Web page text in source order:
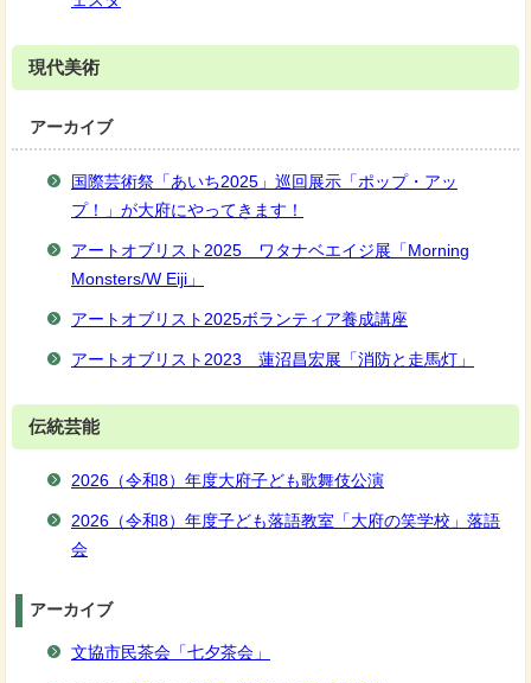
現代美術
アーカイブ
国際芸術祭「あいち2025」巡回展示「ポップ・アッ
プ！」が大府にやってきます！
アートオブリスト2025 ワタナベエイジ展「Morning
Monsters/W Eiji」
アートオブリスト2025ボランティア養成講座
アートオブリスト2023 蓮沼昌宏展「消防と走馬灯」
伝統芸能
2026（令和8）年度大府子ども歌舞伎公演
2026（令和8）年度子ども落語教室「大府の笑学校」落語
会
アーカイブ
文協市民茶会「七夕茶会」